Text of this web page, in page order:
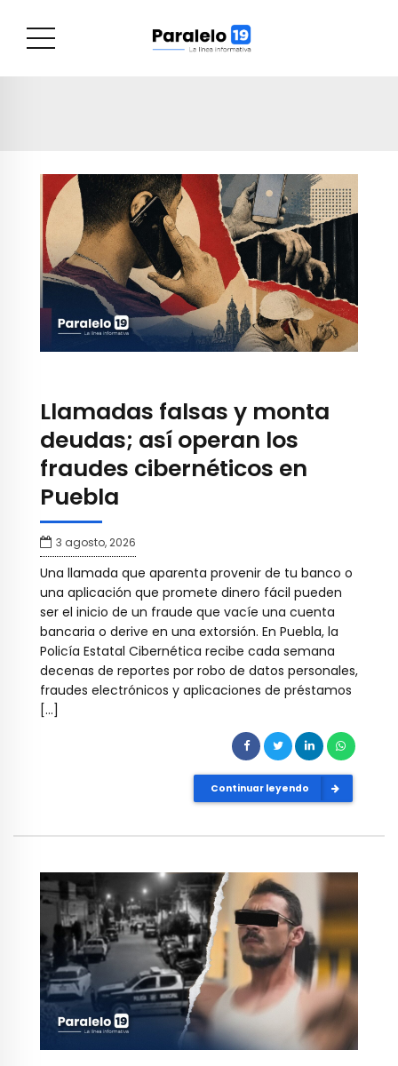
Llamadas falsas y monta
deudas; así operan los
fraudes cibernéticos en
Puebla
3 agosto, 2026
Una llamada que aparenta provenir de tu banco o
una aplicación que promete dinero fácil pueden
ser el inicio de un fraude que vacíe una cuenta
bancaria o derive en una extorsión. En Puebla, la
Policía Estatal Cibernética recibe cada semana
decenas de reportes por robo de datos personales,
fraudes electrónicos y aplicaciones de préstamos
[…]
Continuar leyendo